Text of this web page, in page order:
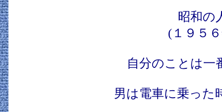
昭和の
(１９５
自分のことは一
男は電車に乗った